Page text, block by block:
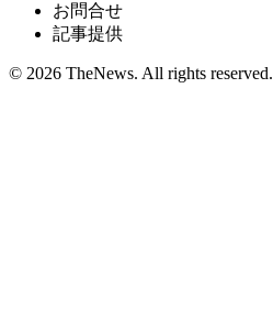
お問合せ
記事提供
© 2026 TheNews. All rights reserved.